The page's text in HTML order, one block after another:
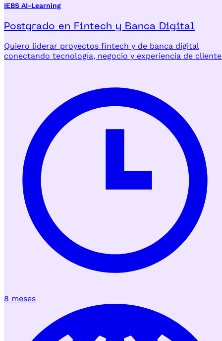
IEBS AI-Learning
Postgrado en Fintech y Banca Digital
Quiero liderar proyectos fintech y de banca digital
conectando tecnología, negocio y experiencia de
8 meses